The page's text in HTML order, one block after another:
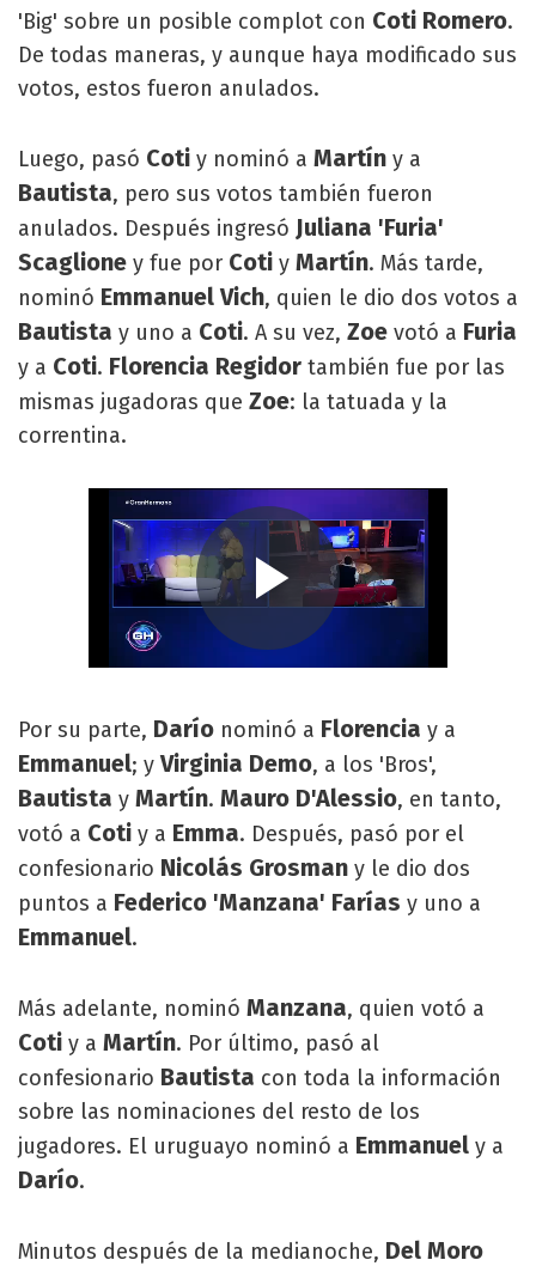
'Big' sobre un posible complot con Coti Romero.
De todas maneras, y aunque haya modificado sus
votos, estos fueron anulados.
Luego, pasó Coti y nominó a Martín y a
Bautista, pero sus votos también fueron
anulados. Después ingresó Juliana 'Furia'
Scaglione y fue por Coti y Martín. Más tarde,
nominó Emmanuel Vich, quien le dio dos votos a
Bautista y uno a Coti. A su vez, Zoe votó a Furia
y a Coti. Florencia Regidor también fue por las
mismas jugadoras que Zoe: la tatuada y la
correntina.
Por su parte, Darío nominó a Florencia y a
Emmanuel; yVirginia Demo, a los 'Bros',
Bautista y Martín. Mauro D'Alessio, en tanto,
votó a Coti y a Emma. Después, pasó por el
confesionario Nicolás Grosman y le dio dos
puntos a Federico 'Manzana' Farías y uno a
Emmanuel.
Más adelante, nominó Manzana, quien votó a
Coti y a Martín. Por último, pasó al
confesionario Bautista con toda la información
sobre las nominaciones del resto de los
jugadores. El uruguayo nominó a Emmanuel y a
Darío.
Minutos después de la medianoche, Del Moro